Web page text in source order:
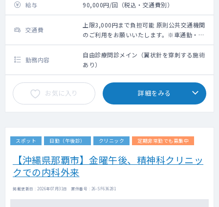
給与 90,000円/回（税込・交通費別）
交通費
上限3,000円まで負担可能 原則公共交通機関
のご利用をお願いいたします。※車通勤・タ
クシー利用要相談
勤務内容
自由診療問診メイン（翼状針を穿刺する施術
あり）
お気に入り 詳細をみる
スポット 日勤（午後診） クリニック 定期非常勤でも募集中
【沖縄県那覇市】金曜午後、精神科クリニッ
クでの内科外来
掲載更新日 : 2026年07月31日 案件番号 : 26-SF636281